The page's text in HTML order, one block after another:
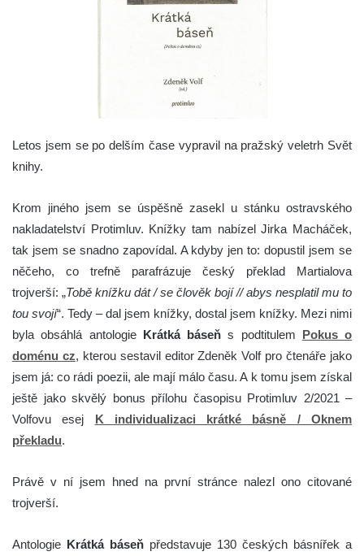
Letos jsem se po delším čase vypravil na pražský veletrh Svět
knihy.
Krom jiného jsem se úspěšně zasekl u stánku ostravského
nakladatelství Protimluv. Knížky tam nabízel Jirka Macháček,
tak jsem se snadno zapovídal. A kdyby jen to: dopustil jsem se
něčeho, co trefně parafrázuje český překlad Martialova
trojverší: „Tobě knížku dát / se člověk bojí // abys nesplatil mu to
tou svojí“. Tedy – dal jsem knížky, dostal jsem knížky. Mezi nimi
byla obsáhlá antologie
Krátká báseň s podtitulem
Pokus o
doménu cz, kterou sestavil editor Zdeněk Volf pro čtenáře jako
jsem já: co rádi poezii, ale mají málo času. A k tomu jsem získal
ještě jako skvělý bonus přílohu časopisu Protimluv 2/2021 –
Volfovu esej
K individualizaci krátké básně / Oknem
překladu.
Právě v ní jsem hned na první stránce nalezl ono citované
trojverší.
Antologie Krátká báseň představuje 130 českých básnířek a